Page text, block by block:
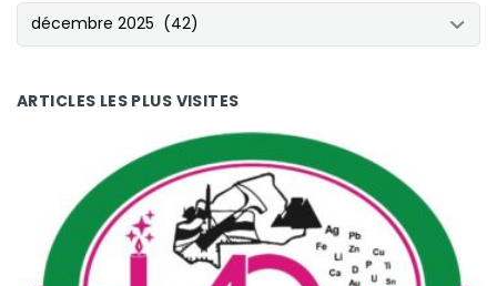
NOS ARCHIVES
ARTICLES LES PLUS VISITES